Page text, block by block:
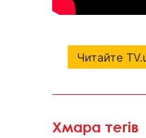
Читайте
Хмара тегів